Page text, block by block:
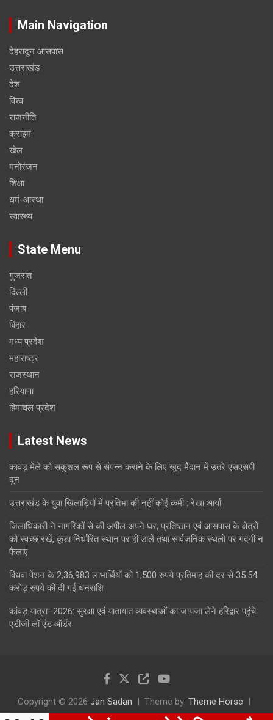
Main Navigation
देहरादून आसपास
उत्तराखंड
देश
विश्व
राजनीति
क्राइम
खेल
मनोरंजन
शिक्षा
धर्म-आस्था
स्वास्थ्य
State Menu
गुजरात
दिल्ली
पंजाब
बिहार
मध्य प्रदेश
महाराष्ट्र
राजस्थान
हरियाणा
हिमाचल प्रदेश
Latest News
कावड़ मेले को सकुशल रूप से संपन्न कराने के लिए खुद मैदान में उतरे एसएसपी
दून
उत्तराखंड के युवा खिलाड़ियों में प्रतिभा की नहीं कोई कमी : रेखा आर्या
जिलाधिकारी ने नागरिकों से की अपील अपने घर, प्रतिष्ठान एवं आसपास के क्षेत्रों
को स्वच्छ रखें, कूड़ा निर्धारित स्थान पर ही डालें तथा सार्वजनिक स्थलों पर गंदगी न
फैलाएं
विधवा पेंशन के 2,36,983 लाभार्थियों को 1,500 रुपये प्रतिमाह की दर से 35.54
करोड़ रुपये की दी गई धनराशि
कांवड़ यात्रा–2026: सुरक्षा एवं यातायात व्यवस्थाओं का जायजा लेने हरिद्वार पहुंचे
एडीजी लॉ एंड ऑर्डर
Copyright © 2026 Jan Sadan Theme by: Theme Horse
Proudly Powered by:
WordPress